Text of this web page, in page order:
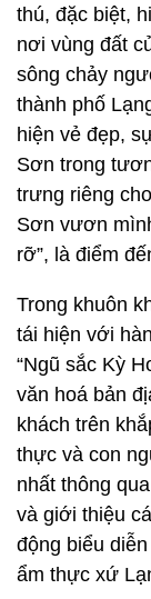
thú, đặc biệt,
nơi vùng đất
sông chảy
thành phố
hiện vẻ đẹp,
Sơn trong
trưng riêng
Sơn vươn
rỡ”, là điểm
Trong khuôn
tái hiện với
“Ngũ sắc Kỳ
văn hoá bản
khách trên
thực và con
nhất thông
và giới thiệu
động biểu
ẩm thực xứ